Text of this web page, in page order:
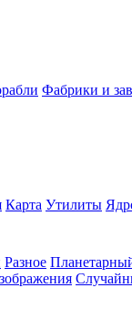
Фабрики и
Карта Утилиты
Разное